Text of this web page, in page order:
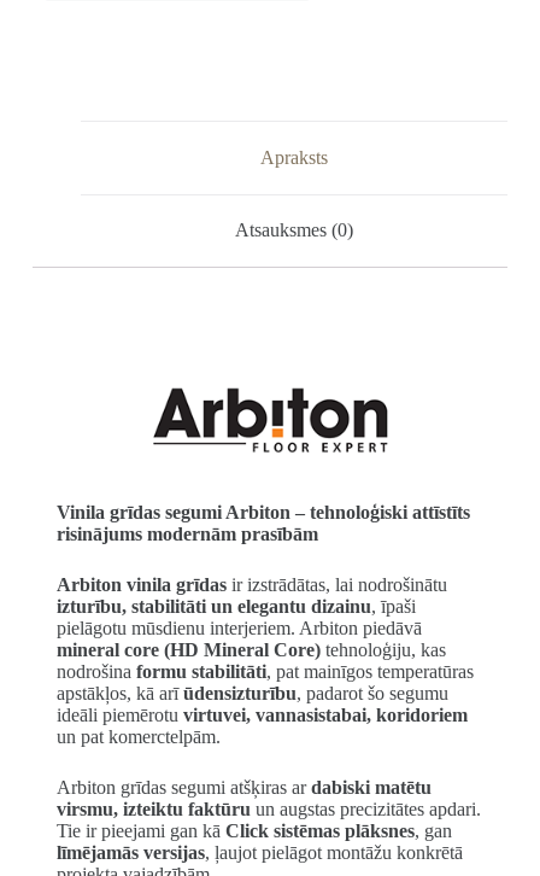
Apraksts
Atsauksmes (0)
Vinila grīdas segumi Arbiton – tehnoloģiski attīstīts
risinājums modernām prasībām
Arbiton vinila grīdasir izstrādātas, lai nodrošinātu
izturību, stabilitāti un elegantu dizainu, īpaši
pielāgotu mūsdienu interjeriem. Arbiton piedāvā
mineral core (HD Mineral Core)tehnoloģiju, kas
nodrošina formu stabilitāti, pat mainīgos temperatūras
apstākļos, kā arīūdensizturību, padarot šo segumu
ideāli piemērotu virtuvei, vannasistabai, koridoriem
un pat komerctelpām.
Arbiton grīdas segumi atšķiras ardabiski matētu
virsmu, izteiktu faktūru un augstas precizitātes apdari.
Tie ir pieejami gan kā Click sistēmas plāksnes, gan
līmējamās versijas, ļaujot pielāgot montāžu konkrētā